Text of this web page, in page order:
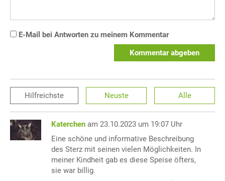
E-Mail bei Antworten zu meinem Kommentar
Kommentar abgeben
Hilfreichste Neuste Alle
Katerchen am 23.10.2023 um 19:07 Uhr
Eine schöne und informative Beschreibung
des Sterz mit seinen vielen Möglichkeiten. In
meiner Kindheit gab es diese Speise öfters,
sie war billig.